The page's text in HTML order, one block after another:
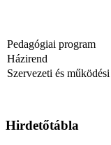
Pedagógiai program
Házirend
Szervezeti és
Hirdetőtábla